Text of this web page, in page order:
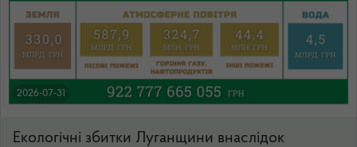
2026-07-31
Екологічні збитки Луганщини внаслідок